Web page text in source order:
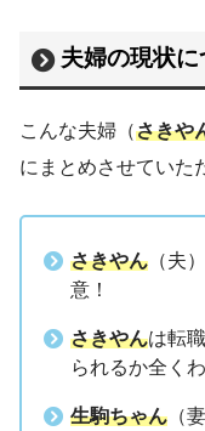
夫婦の現状に
こんな夫婦（さきや
にまとめさせていた
さきやん （夫
意！
さきやんは転
られるか全く
生駒ちゃん （